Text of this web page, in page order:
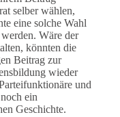
selber wählen,
eine solche Wahl
Wäre der
könnten die
Beitrag zur
wieder
und
ein
Geschichte.